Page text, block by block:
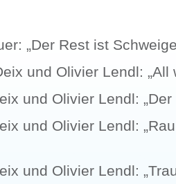
„Der Rest ist
und Olivier Lendl: „All
und Olivier Lendl:
und Olivier Lendl:
und Olivier Lendl: